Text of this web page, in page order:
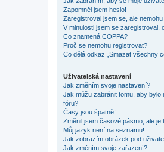
Zapomněl jsem heslo!
Zaregistroval jsem se, ale nemohu
V minulosti jsem se zaregistroval,
Co znamená COPPA?
Proč se nemohu registrovat?
Co dělá odkaz „Smazat všechny
Uživatelská nastavení
Jak změním svoje nastavení?
Jak můžu zabránit tomu, aby
fóru?
Časy jsou špatně!
Změnil jsem časové pásmo, ale je
Můj jazyk není na seznamu!
Jak zobrazím obrázek pod
Jak změním svoje zařazení?